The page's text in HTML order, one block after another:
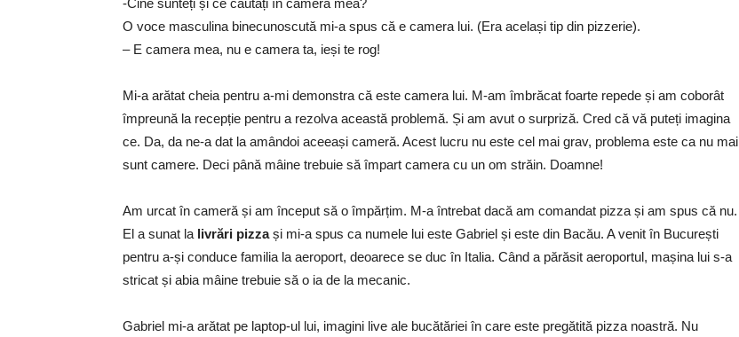
-Cine sunteți și ce căutați în camera mea?
O voce masculina binecunoscută mi-a spus că e camera lui. (Era același tip din pizzerie).
– E camera mea, nu e camera ta, ieși te rog!
Mi-a arătat cheia pentru a-mi demonstra că este camera lui. M-am îmbrăcat foarte repede și am coborât
împreună la recepție pentru a rezolva această problemă. Și am avut o surpriză. Cred că vă puteți imagina
ce. Da, da ne-a dat la amândoi aceeași cameră. Acest lucru nu este cel mai grav, problema este ca nu mai
sunt camere. Deci până mâine trebuie să împart camera cu un om străin. Doamne!
Am urcat în cameră și am început să o împărțim. M-a întrebat dacă am comandat pizza și am spus că nu.
El a sunat la livrări pizzași mi-a spus ca numele lui este Gabriel și este din Bacău. A venit în București
pentru a-și conduce familia la aeroport, deoarece se duc în Italia. Când a părăsit aeroportul, mașina lui s-a
stricat și abia mâine trebuie să o ia de la mecanic.
Gabriel mi-a arătat pe laptop-ul lui, imagini live ale bucătăriei în care este pregătită pizza noastră. Nu